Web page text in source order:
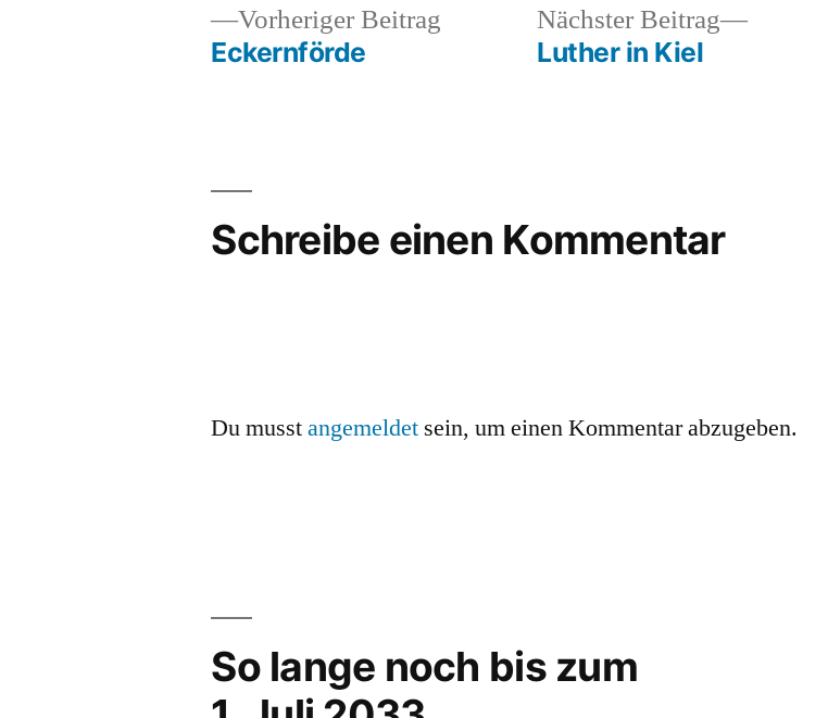
Beitrags-
Vorheriger Beitrag Vorheriger
Eckernförde
Nächster Beitrag
Nächster
Luther in Kiel
Schreibe einen Kommentar
Du musstangemeldet sein, um einen Kommentar abzugeben.
So lange noch bis zum